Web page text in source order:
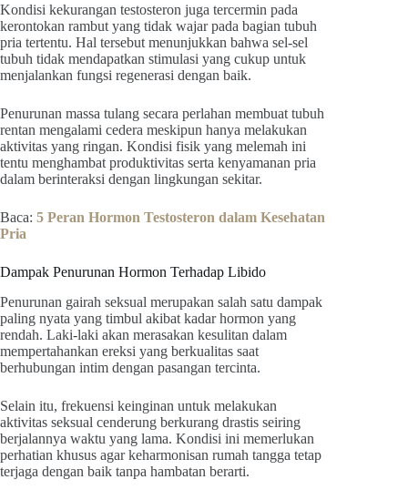
Kondisi kekurangan testosteron juga tercermin pada
kerontokan rambut yang tidak wajar pada bagian tubuh
pria tertentu. Hal tersebut menunjukkan bahwa sel-sel
tubuh tidak mendapatkan stimulasi yang cukup untuk
menjalankan fungsi regenerasi dengan baik.
Penurunan massa tulang secara perlahan membuat tubuh
rentan mengalami cedera meskipun hanya melakukan
aktivitas yang ringan. Kondisi fisik yang melemah ini
tentu menghambat produktivitas serta kenyamanan pria
dalam berinteraksi dengan lingkungan sekitar.
Baca: 5 Peran Hormon Testosteron dalam Kesehatan
Pria
Dampak Penurunan Hormon Terhadap Libido
Penurunan gairah seksual merupakan salah satu dampak
paling nyata yang timbul akibat kadar hormon yang
rendah. Laki-laki akan merasakan kesulitan dalam
mempertahankan ereksi yang berkualitas saat
berhubungan intim dengan pasangan tercinta.
Selain itu, frekuensi keinginan untuk melakukan
aktivitas seksual cenderung berkurang drastis seiring
berjalannya waktu yang lama. Kondisi ini memerlukan
perhatian khusus agar keharmonisan rumah tangga tetap
terjaga dengan baik tanpa hambatan berarti.